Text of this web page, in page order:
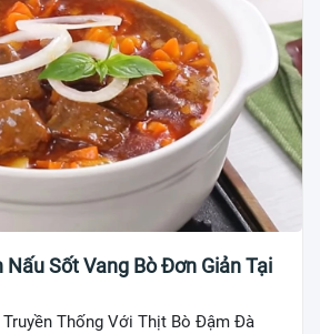
Nấu Sốt Vang Bò Đơn Giản Tại
Truyền Thống Với Thịt Bò Đậm Đà